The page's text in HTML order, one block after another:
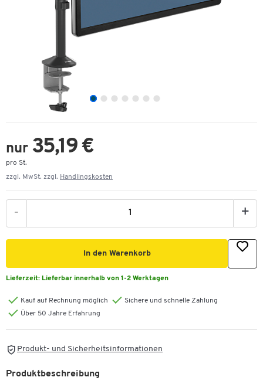
nur 35,19 €
pro St.
zzgl. MwSt. zzgl. Handlingskosten
- +
In den Warenkorb
Lieferzeit: Lieferbar innerhalb von 1-2 Werktagen
Kauf auf Rechnung möglich
Sichere und schnelle Zahlung
Über 50 Jahre Erfahrung
Produkt- und Sicherheitsinformationen
Produktbeschreibung